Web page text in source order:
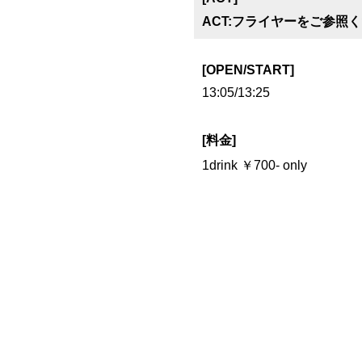
ACT:フライヤーをご参照
[OPEN/START]
13:05/13:25
[料金]
1drink ￥700- only